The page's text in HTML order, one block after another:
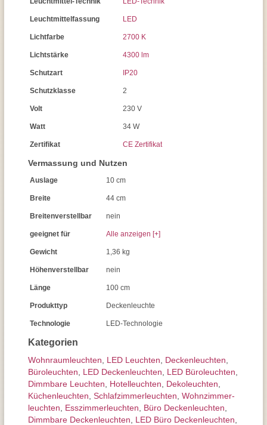
Kategorien
Wohnraum­leuchten LED Leuchten Decken­leuchten
Büroleuchten
LED Deckenleuchten LED Büroleuchten
Dimmbare Leuchten
Hotelleuchten Dekoleuchten
Küchenleuchten Schlafzimmer­leuchten Wohnzimmer­
leuchten
Esszimmer­­leuchten Büro Deckenleuchten
Dimmbare Deckenleuchten
LED Büro Deckenleuchten
Leuchtmittelfassung LED
Lichtfarbe 2700 K
Lichtstärke 4300 lm
Schutzart IP20
Schutzklasse 2
Volt 230 V
Watt 34 W
Zertifikat CE Zertifikat
Vermassung und Nutzen
Auslage 10 cm
Breite 44 cm
Breitenverstellbar nein
geeignet für Alle anzeigen [+]
Gewicht 1,36 kg
Höhenverstellbar nein
Länge 100 cm
Produkttyp Deckenleuchte
Technologie LED-Technologie